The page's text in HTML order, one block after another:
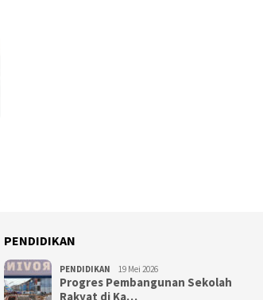
PENDIDIKAN
PENDIDIKAN 19 Mei 2026
Progres Pembangunan Sekolah
Rakyat di Ka…